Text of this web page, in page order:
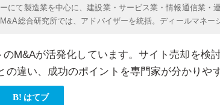
にて製造業を中心に、建設業・サービス業・情報通信業・
総合研究所では、アドバイザーを統括。ディールマネー
M&Aが活発化しています。サイト売却を検
違い、成功のポイントを専門家が分かりや
はてブ